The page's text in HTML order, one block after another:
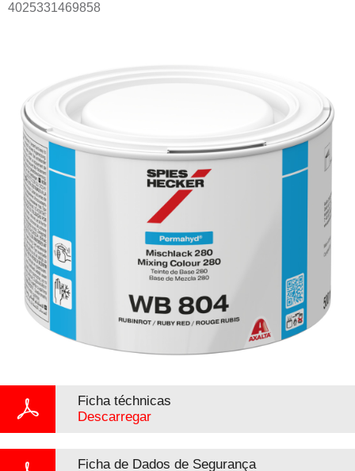
4025331469858
Ficha téchnicas
Descarregar
Ficha de Dados de Segurança